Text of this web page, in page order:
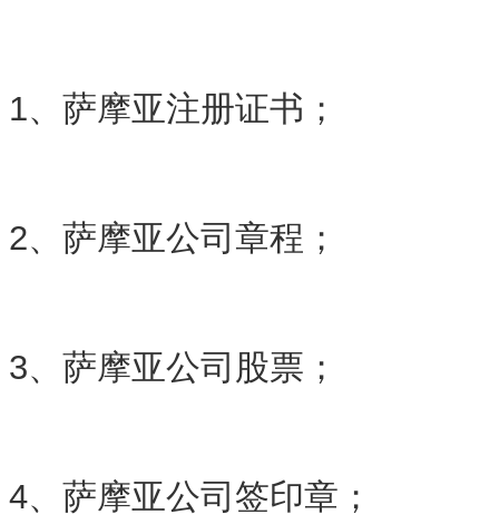
1、萨摩亚注册证书；
2、萨摩亚公司章程；
3、萨摩亚公司股票；
4、萨摩亚公司签印章；